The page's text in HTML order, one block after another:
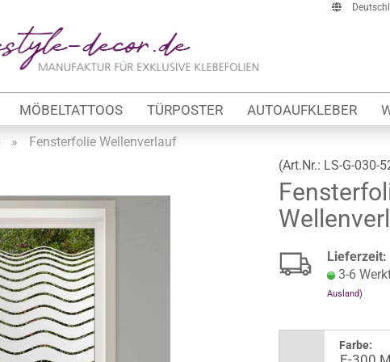
Lieferland
E-Mail
Passwort
Konto erstellen
MÖBELTATTOOS TÜRPOSTER AUTOAUFKLEBER
»
Fensterfolie Wellenverlauf
(Art.Nr.: LS-G-030-
Lieferzeit:
3-6
Ausland)
Farbe: